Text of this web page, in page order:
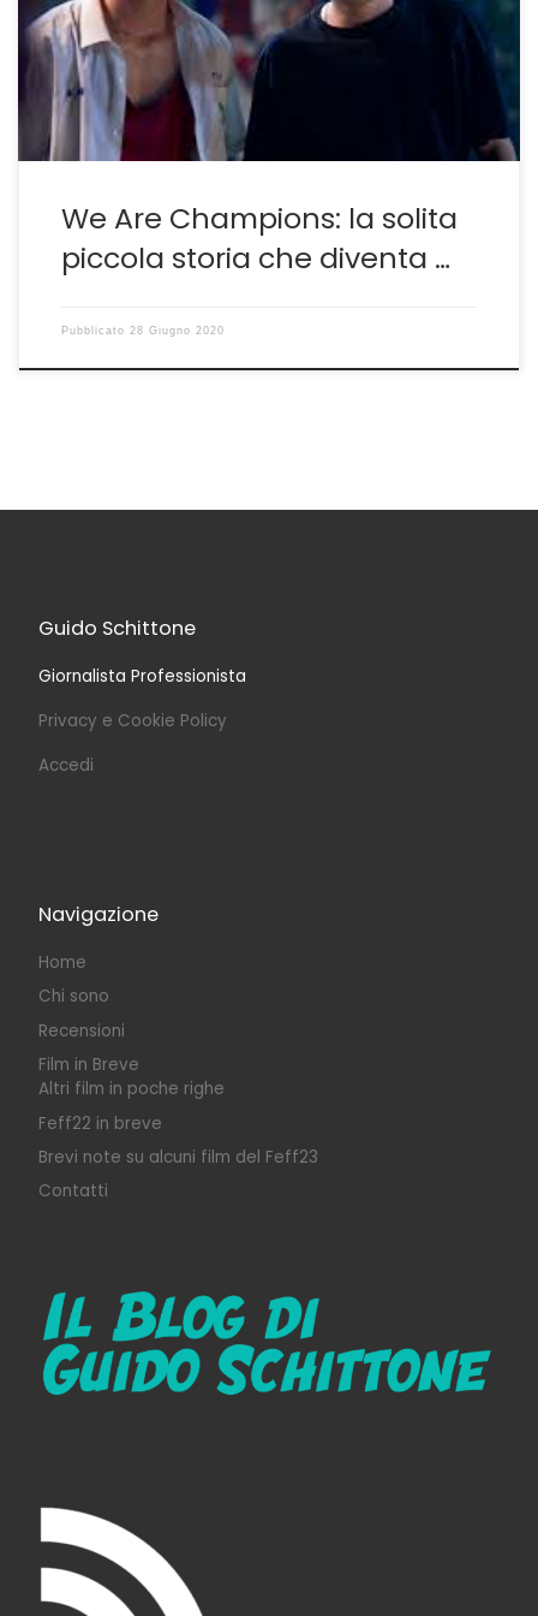
rivista ma che ti inchioda per tutti i suoi 118′. We Are
Champions del taiwanese Chang Jung-chi nella
seconda giornata del […]
We Are Champions: la solita
piccola storia che diventa …
Pubblicato 28 Giugno 2020
Guido Schittone
Giornalista Professionista
Privacy e Cookie Policy
Accedi
Navigazione
Home
Chi sono
Recensioni
Film in Breve
Altri film in poche righe
Feff22 in breve
Brevi note su alcuni film del Feff23
Contatti